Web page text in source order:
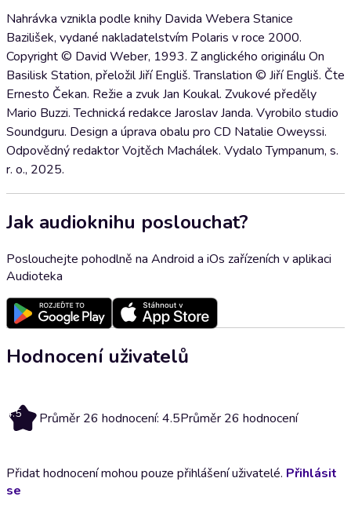
Nahrávka vznikla podle knihy Davida Webera Stanice
Bazilišek, vydané nakladatelstvím Polaris v roce 2000.
Copyright © David Weber, 1993. Z anglického originálu On
Basilisk Station, přeložil Jiří Engliš. Translation © Jiří Engliš. Čte
Ernesto Čekan. Režie a zvuk Jan Koukal. Zvukové předěly
Mario Buzzi. Technická redakce Jaroslav Janda. Vyrobilo studio
Soundguru. Design a úprava obalu pro CD Natalie Oweyssi.
Odpovědný redaktor Vojtěch Machálek. Vydalo Tympanum, s.
r. o., 2025.
Jak audioknihu poslouchat?
Poslouchejte pohodlně na Android a iOs zařízeních v aplikaci
Audioteka
Hodnocení uživatelů
4.5 Průměr 26 hodnocení: 4.5Průměr 26 hodnocení
Přidat hodnocení mohou pouze přihlášení uživatelé. Přihlásit
se